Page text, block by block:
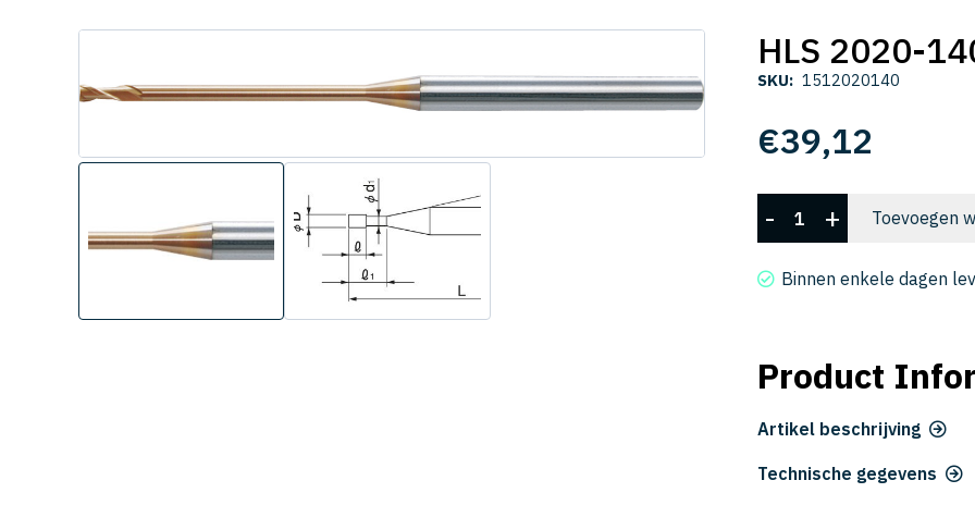
HLS 2020-
SKU: 1512020140
€39,12
2020-
140
- + Toevoegen
Binnen enkele dagen
Product
Artikel beschrijving
Technische gegevens